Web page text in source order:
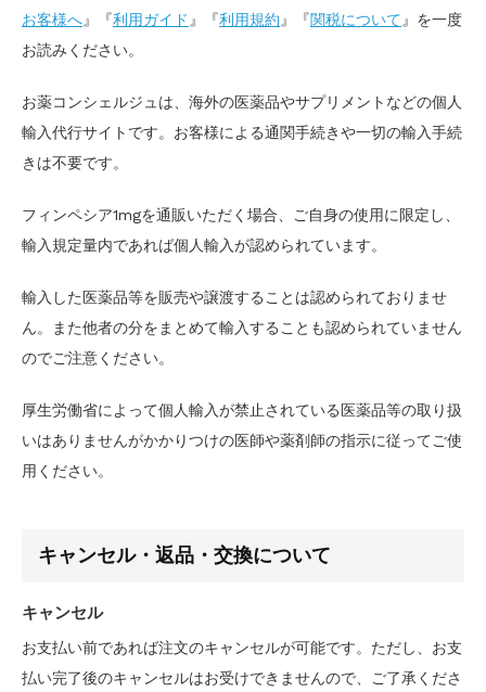
お客様へ』『利用ガイド 』『利用規約』『関税について』を一度
お読みください。
お薬コンシェルジュは、海外の医薬品やサプリメントなどの個人
輸入代行サイトです。お客様による通関手続きや一切の輸入手続
きは不要です。
フィンペシア1mgを通販いただく場合、ご自身の使用に限定し、
輸入規定量内であれば個人輸入が認められています。
輸入した医薬品等を販売や譲渡することは認められておりませ
ん。また他者の分をまとめて輸入することも認められていません
のでご注意ください。
厚生労働省によって個人輸入が禁止されている医薬品等の取り扱
いはありませんがかかりつけの医師や薬剤師の指示に従ってご使
用ください。
キャンセル・返品・交換について
キャンセル
お支払い前であれば注文のキャンセルが可能です。ただし、お支
払い完了後のキャンセルはお受けできませんので、ご了承くださ